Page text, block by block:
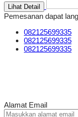
Lihat Detail
Pemesanan dapat
082125699335
082125699335
082125699335
Alamat Email